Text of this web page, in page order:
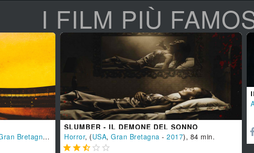
I FILM PIÙ
Bretagna , USA-2018 ), 134 min.
SLUMBER - IL DEMONE DEL SONNO
Horror, (USA, Gran Bretagna - 2017), 84 min.
    